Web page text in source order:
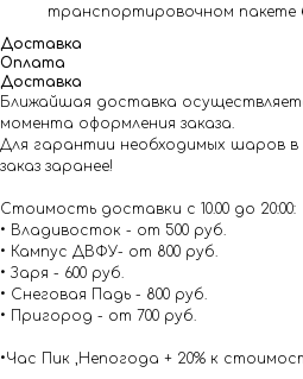
транспортировочном пакете
Доставка
Оплата
Доставка
Ближайшая доставка
момента оформления заказа.
Для гарантии необходимых шаров в
заказ заранее!
Стоимость доставки с 10.00 до 20:00:
• Владивосток - от 500 руб.
• Кампус ДВФУ- от 800 руб.
• Заря - 600 руб.
• Снеговая Падь - 800 руб.
• Пригород - от 700 руб.
•Час Пик ,Непогода + 20% к